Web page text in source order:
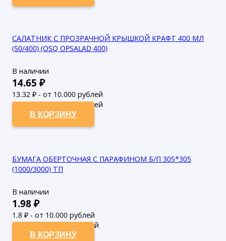
САЛАТНИК С ПРОЗРАЧНОЙ КРЫШКОЙ КРАФТ 400 МЛ
(50/400) (OSQ OPSALAD 400)
В наличии
14.65 ₽
13.32 ₽ - от 10.000 рублей
12.11₽ - от 50.000 рублей
В КОРЗИНУ
БУМАГА ОБЕРТОЧНАЯ С ПАРАФИНОМ Б/П 305*305
(1000/3000) ТП
В наличии
1.98₽
1.8 ₽ - от 10.000 рублей
1.64₽ - от 50.000 рублей
В КОРЗИНУ